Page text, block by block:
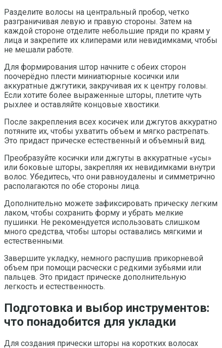
Разделите волосы на центральный пробор, четко
разграничивая левую и правую стороны. Затем на
каждой стороне отделите небольшие пряди по краям у
лица и закрепите их клиперами или невидимками, чтобы
не мешали работе.
Для формирования штор начните с обеих сторон
поочерёдно плести миниатюрные косички или
аккуратные джгутики, закручивая их к центру головы.
Если хотите более выраженные шторы, плетите чуть
рыхлее и оставляйте концовые хвостики.
После закрепления всех косичек или джгутов аккуратно
потяните их, чтобы ухватить объем и мягко растрепать.
Это придаст прическе естественный и объемный вид.
Преобразуйте косички или джгуты в аккуратные «усы»
или боковые шторы, закрепляя их невидимками внутри
волос. Убедитесь, что они равноудалены и симметрично
располагаются по обе стороны лица.
Дополнительно можете зафиксировать прическу легким
лаком, чтобы сохранить форму и убрать мелкие
пушинки. Не рекомендуется использовать слишком
много средства, чтобы шторы оставались мягкими и
естественными.
Завершите укладку, немного распушив прикорневой
объем при помощи расчески с редкими зубьями или
пальцев. Это придаст прическе дополнительную
легкость и естественность.
Подготовка и выбор инструментов:
что понадобится для укладки
Для создания прически шторы на коротких волосах